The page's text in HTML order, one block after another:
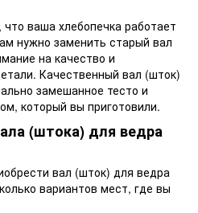
ваша хлебопечка работает
нужно заменить старый вал
на качество и
Качественный вал (шток)
замешанное тесто и
который вы приготовили.
(штока) для ведра
вал (шток) для ведра
вариантов мест, где вы